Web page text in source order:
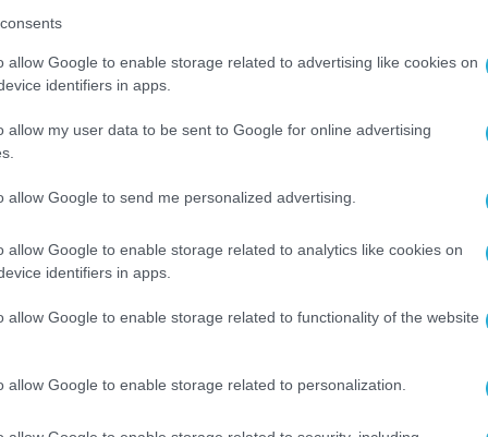
allow Google to enable storage related to advertising like cookies on
identifiers in apps.
allow my user data to be sent to Google for online advertising
allow Google to send me personalized advertising.
allow Google to enable storage related to analytics like cookies on
identifiers in apps.
allow Google to enable storage related to functionality of the website
allow Google to enable storage related to personalization.
να εκτίθενται.
Διαθέτει ακρίβεια CEP μόλις 10 μέτρων.
οι αναλυτές, ο πύραυλος εκτοξεύεται από
προς τον στόχο με σχεδόν κάθετη γωνία
ενέργεια βαριά οχυρωμένα καταφύγια
ωστόσο, είναι η ανθεκτικότητά του στα
ηλεκτρονικού πολέμου. Ο Rampage
σε συνθήκες πραγματικής μάχης στη Μέση
την ικανότητα να παρακάμπτει πλήρως